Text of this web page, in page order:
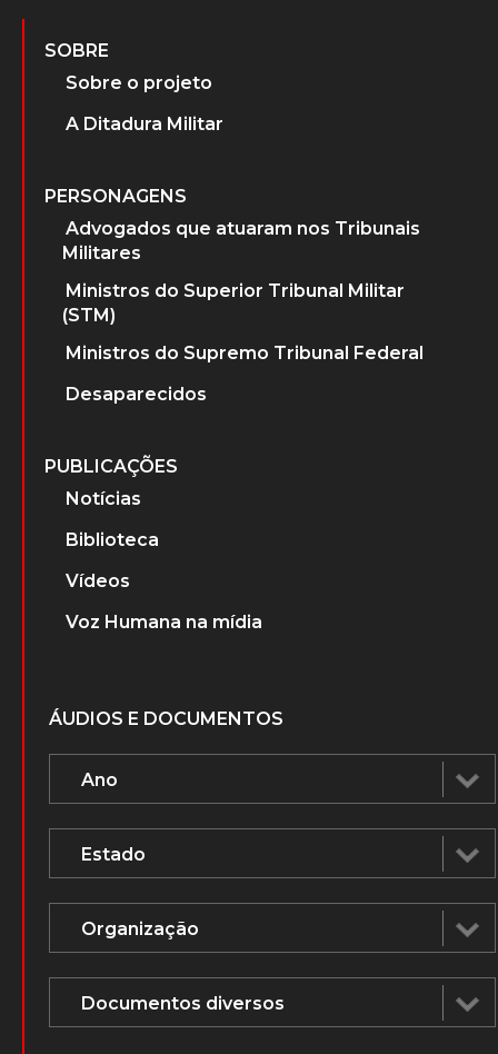
SOBRE
Sobre o projeto
A Ditadura Militar
PERSONAGENS
Advogados que atuaram nos Tribunais
Militares
Ministros do Superior Tribunal Militar
(STM)
Ministros do Supremo Tribunal Federal
Desaparecidos
PUBLICAÇÕES
Notícias
Biblioteca
Vídeos
Voz Humana na mídia
ÁUDIOS E DOCUMENTOS